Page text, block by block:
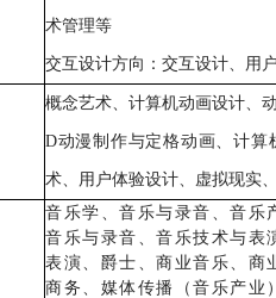
术管理等
交互设计方向：交互设计、用
概念艺术、计算机动画设计、
D动漫制作与定格动画、计算
术、用户体验设计、虚拟现实
音乐学、音乐与录音、音乐
音乐与录音、音乐技术与表
表演、爵士、商业音乐、商
商务、媒体传播（音乐产业